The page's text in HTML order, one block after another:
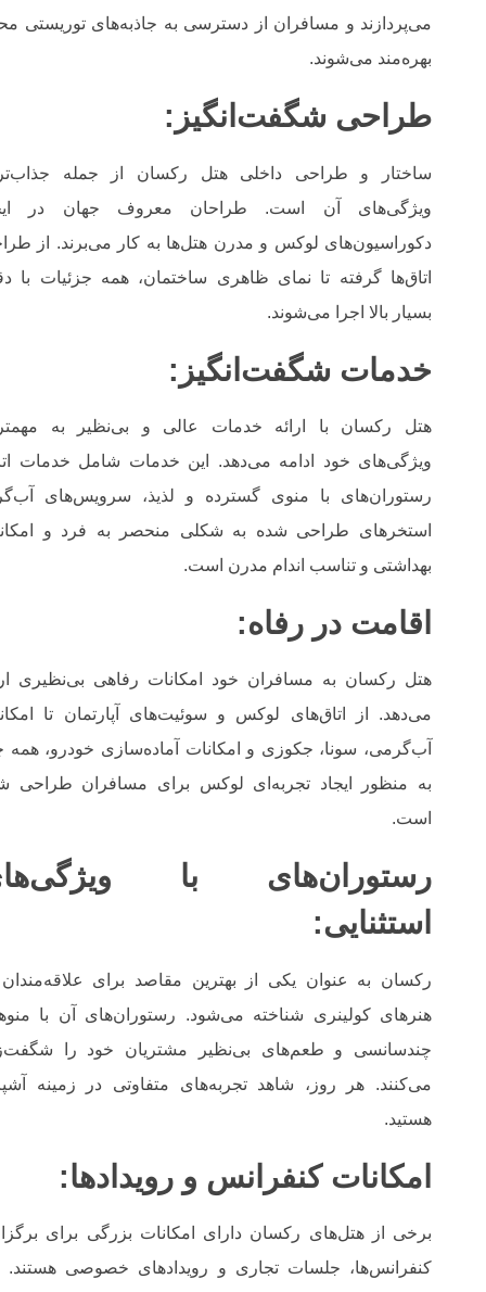
می‌پردازند و مسافران از دسترسی به جاذبه‌های توریستی
بهره‌مند می‌شوند.
طراحی شگفت‌انگیز:
ساختار و طراحی داخلی هتل رکسان از جمله
ویژگی‌های آن است. طراحان معروف جهان در
دکوراسیون‌های لوکس و مدرن هتل‌ها به کار می‌برند. از
اتاق‌ها گرفته تا نمای ظاهری ساختمان، همه جزئیات با
بسیار بالا اجرا می‌شوند.
خدمات شگفت‌انگیز:
هتل رکسان با ارائه خدمات عالی و بی‌نظیر به
ویژگی‌های خود ادامه می‌دهد. این خدمات شامل خدمات
رستوران‌های با منوی گسترده و لذیذ، سرویس‌های
استخرهای طراحی شده به شکلی منحصر به فرد و
بهداشتی و تناسب اندام مدرن است.
اقامت در رفاه:
هتل رکسان به مسافران خود امکانات رفاهی بی‌نظیری
می‌دهد. از اتاق‌های لوکس و سوئیت‌های آپارتمان تا
آب‌گرمی، سونا، جکوزی و امکانات آماده‌سازی خودرو، همه
به منظور ایجاد تجربه‌ای لوکس برای مسافران طراحی
است.
رستوران‌های با
استثنایی:
رکسان به عنوان یکی از بهترین مقاصد برای
هنرهای کولینری شناخته می‌شود. رستوران‌های آن با
چندسانسی و طعم‌های بی‌نظیر مشتریان خود را
می‌کنند. هر روز، شاهد تجربه‌های متفاوتی در زمینه
هستید.
امکانات کنفرانس و رویدادها:
برخی از هتل‌های رکسان دارای امکانات بزرگی برای
کنفرانس‌ها، جلسات تجاری و رویدادهای خصوصی هستند.